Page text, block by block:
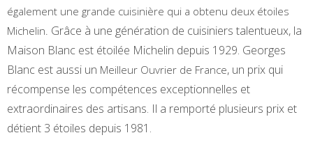
également une grande cuisinière qui a obtenu deux étoiles
Michelin. Grâce à une génération de cuisiniers talentueux, la
Maison Blanc est étoilée Michelin depuis 1929. Georges
Blanc est aussi un Meilleur Ouvrier de France, un prix qui
récompense les compétences exceptionnelles et
extraordinaires des artisans. Il a remporté plusieurs prix et
détient 3 étoiles depuis 1981.